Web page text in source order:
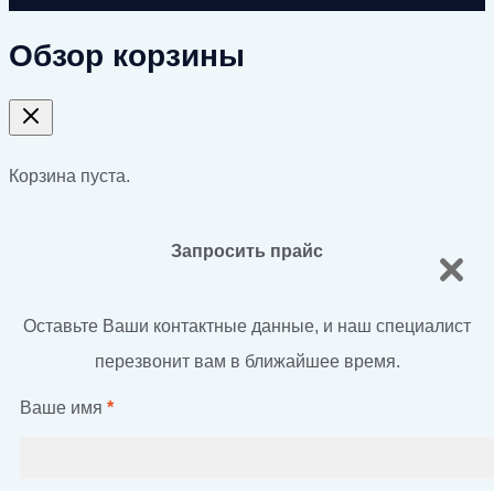
Обзор корзины
Корзина пуста.
Запросить прайс
Оставьте Ваши контактные данные, и наш специалист
перезвонит вам в ближайшее время.
Ваше имя *